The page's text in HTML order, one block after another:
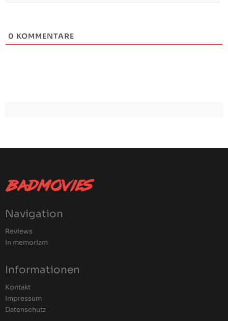
0 KOMMENTARE
Navigation
Reviews
In memoriam
Informationen
Kontakt
Impressum
Datenschutz